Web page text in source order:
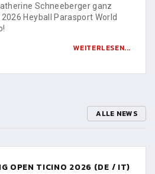
Schneeberger ganz
Heyball Parasport World
WEITERLESEN...
ALLE NEWS
OPEN TICINO 2026 (DE / IT)